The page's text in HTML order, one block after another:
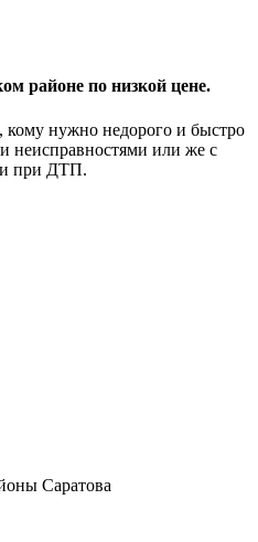
районе по низкой цене.
кому нужно недорого и быстро
неисправностями или же с
при ДТП.
Саратова